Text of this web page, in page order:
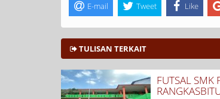
E-mail Tweet Like
TULISAN TERKAIT
FUTSAL SMK